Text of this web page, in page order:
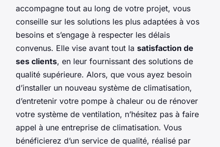
accompagne tout au long de votre projet, vous
conseille sur les solutions les plus adaptées à vos
besoins et s’engage à respecter les délais
convenus. Elle vise avant tout la satisfaction de
ses clients, en leur fournissant des solutions de
qualité supérieure. Alors, que vous ayez besoin
d’installer un nouveau système de climatisation,
d’entretenir votre pompe à chaleur ou de rénover
votre système de ventilation, n’hésitez pas à faire
appel à une entreprise de climatisation. Vous
bénéficierez d’un service de qualité, réalisé par